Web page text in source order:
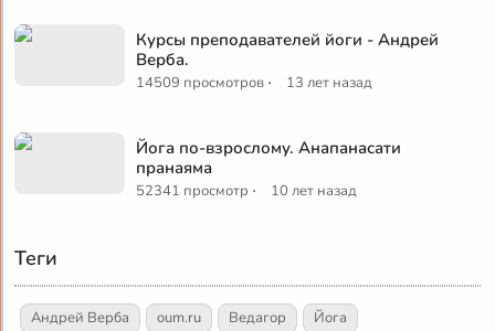
Курсы преподавателей йоги - Андрей
Верба.
14509 просмотров · 13 лет назад
Йога по-взрослому. Анапанасати
пранаяма
52341 просмотр · 10 лет назад
Теги
Андрей Верба oum.ru Ведагор
Йога